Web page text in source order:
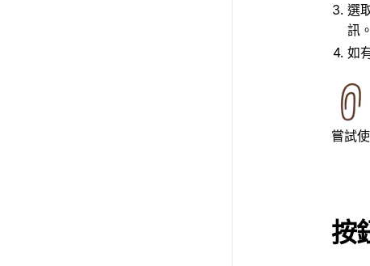
選
訊。
如
嘗試
按